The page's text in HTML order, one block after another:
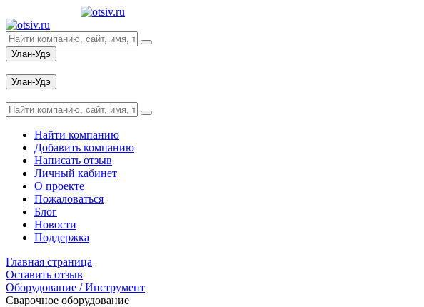
Улан-Удэ
Улан-Удэ
Найти компанию
Добавить компанию
Написать отзыв
Личный кабинет
О проекте
Пожаловаться
Блог
Новости
Поддержка
Главная страница
Оставить отзыв
Оборудование / Инструмент
Сварочное оборудование